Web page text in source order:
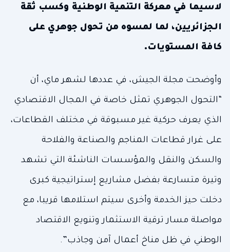
لاسيما في معركة التنمية الوطنية وكسب ثقة
الجزائريين، لما لمسوه من تحول جوهري على
كافة المستويات.
وأوضحت مجلة الجيش، في عددها لشهر ماي، أن
“التحول الجوهري تمثل خاصة في المجال الاقتصادي
الذي يعرف حركية غير مسبوقة في مختلف القطاعات،
على غرار قطاعات المناجم والصناعة والفلاحة
والسكن والنقل والمؤسسات الناشئة التي تشهد
وتيرة متسارعة بفضل مشاريع إستراتيجية كبرى
دخلت حيز الخدمة وأخرى سيتم استلامها قريبا، مع
مواصلة مسار ترقية الاستثمار وتنويع الاقتصاد
الوطني في ظل مناخ أعمال آمن وجاذب”.